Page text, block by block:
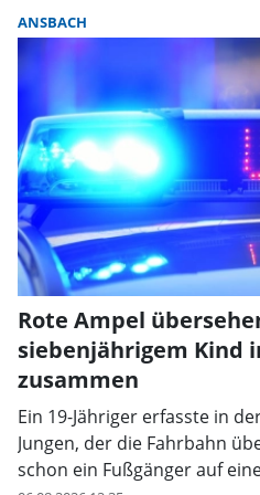
ANSBACH
Rote Ampel
siebenjährigem Kind
zusammen
Ein 19-Jähriger erfasste in
Jungen, der die Fahrbahn
schon ein Fußgänger auf